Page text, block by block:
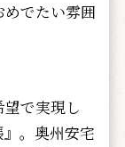
でたい雰囲
で実現し
。奥州安宅